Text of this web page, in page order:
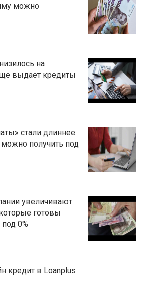
можно
на
выдает кредиты
стали длиннее:
получить под
увеличивают
готовы
0%
кредит в Loanplus